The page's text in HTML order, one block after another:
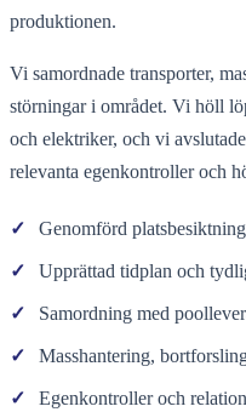
produktionen.
Vi samordnade transporter,
störningar i området. Vi höll
och elektriker, och vi
relevanta egenkontroller och
✓ Genomförd
✓ Upprättad tidplan och
✓ Samordning med
✓ Masshantering,
✓ Egenkontroller och